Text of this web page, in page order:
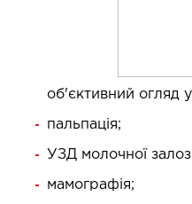
об'єктивний огляд
пальпація;
УЗД молочної
мамографія;